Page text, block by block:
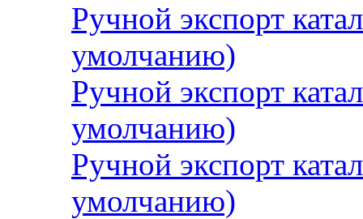
Ручной экспорт
умолчанию)
Ручной экспорт
умолчанию)
Ручной экспорт
умолчанию)